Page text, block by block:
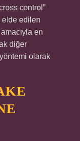
control”
elde edilen
en
diğer
olarak